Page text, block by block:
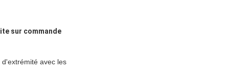
sur commande
avec les